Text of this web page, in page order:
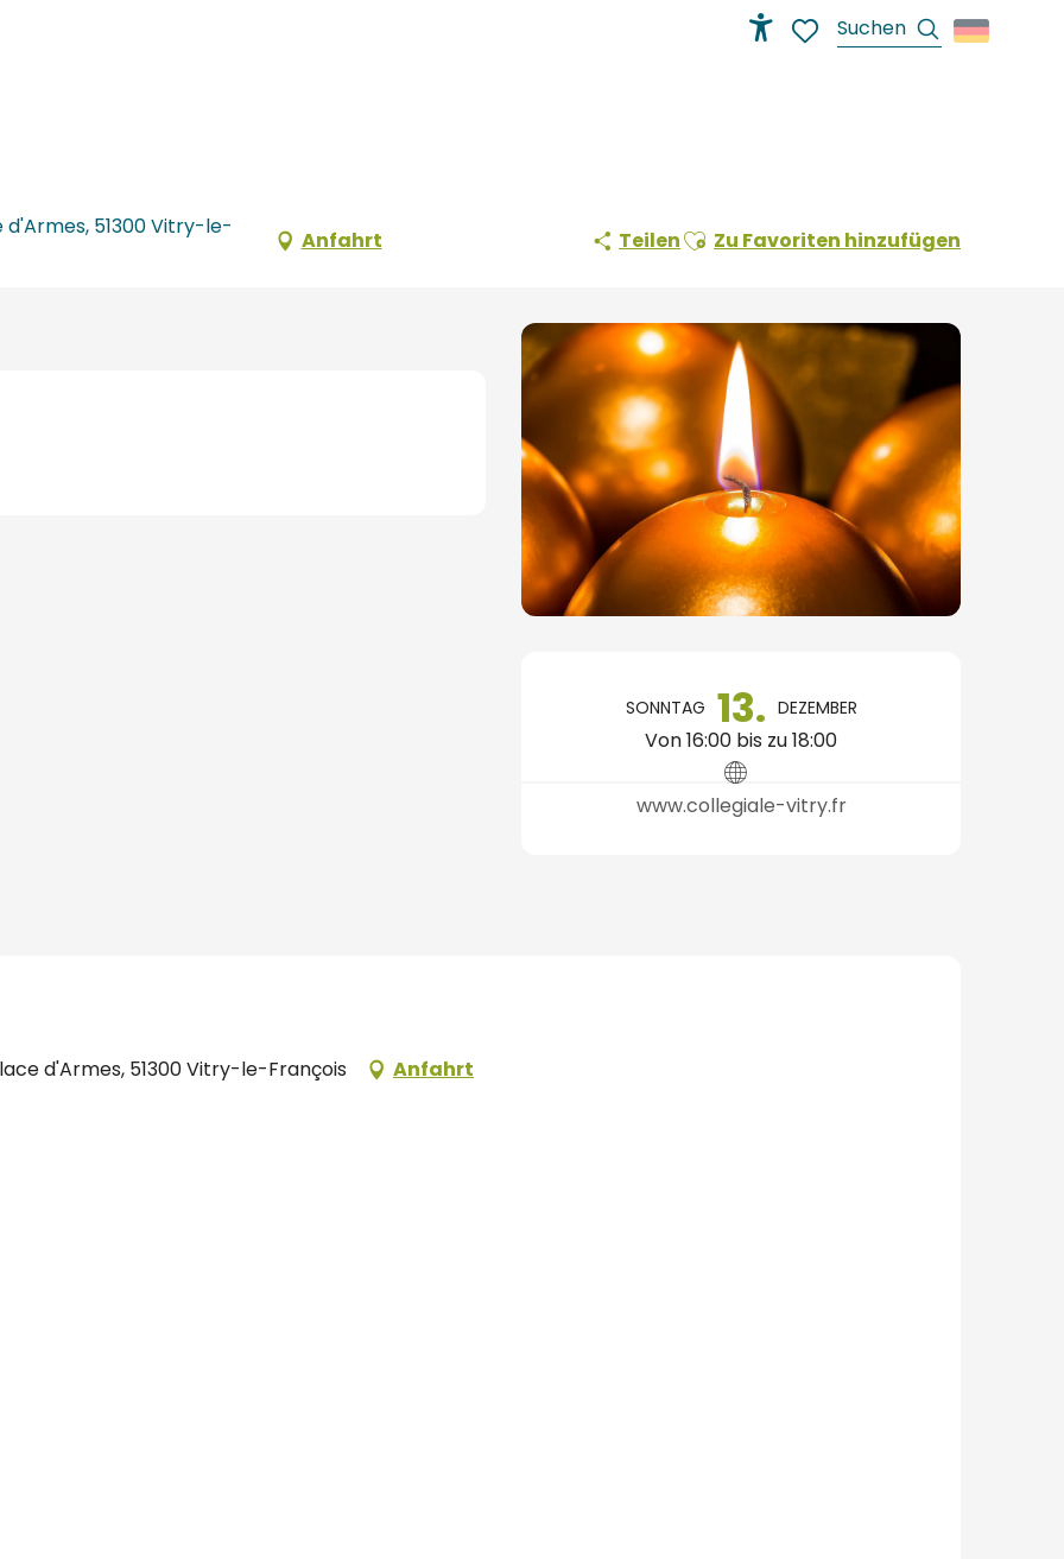
Suche
51300 Vitry-le-
Anfahrt TeilenAjouter aux favoris
Zu Favoriten hinzufügen
Öffnungszeiten &
SONNTAG 13. DEZEMBER
Von 16:00 bis zu 18:00
www.collegiale-vitry.fr
d'Armes, 51300 Vitry-le-François Anfahrt